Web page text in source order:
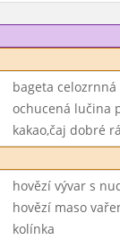
bageta celozrnná
ochucená lučina
kakao,čaj dobré
hovězí vývar s
hovězí maso
kolínka